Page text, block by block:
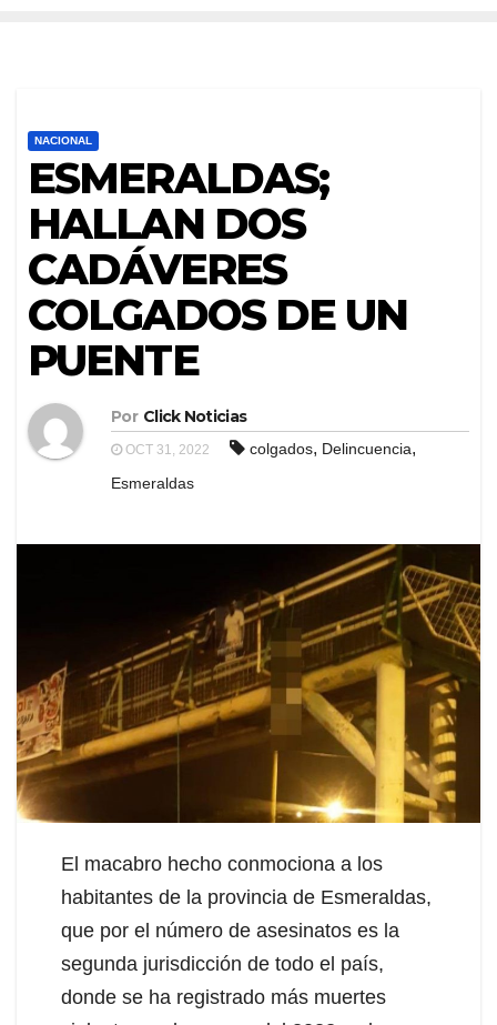
NACIONAL
ESMERALDAS;
HALLAN DOS
CADÁVERES
COLGADOS DE UN
PUENTE
Por Click Noticias
OCT 31, 2022 colgados, Delincuencia,
Esmeraldas
El macabro hecho conmociona a los
habitantes de la provincia de Esmeraldas,
que por el número de asesinatos es la
segunda jurisdicción de todo el país,
donde se ha registrado más muertes